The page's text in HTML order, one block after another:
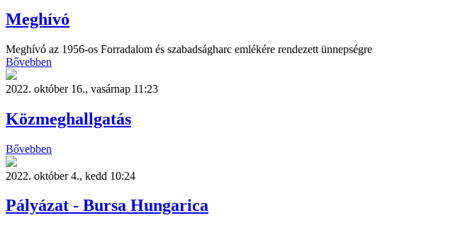
Meghívó
Meghívó az 1956-os Forradalom és szabadságharc emlékére rendezett ünnepségre
Bővebben
2022. október 16., vasárnap 11:23
Közmeghallgatás
Bővebben
2022. október 4., kedd 10:24
Pályázat - Bursa Hungarica